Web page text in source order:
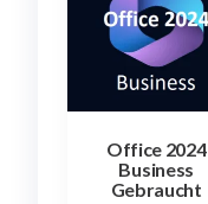
Office 2024
Business
Gebraucht